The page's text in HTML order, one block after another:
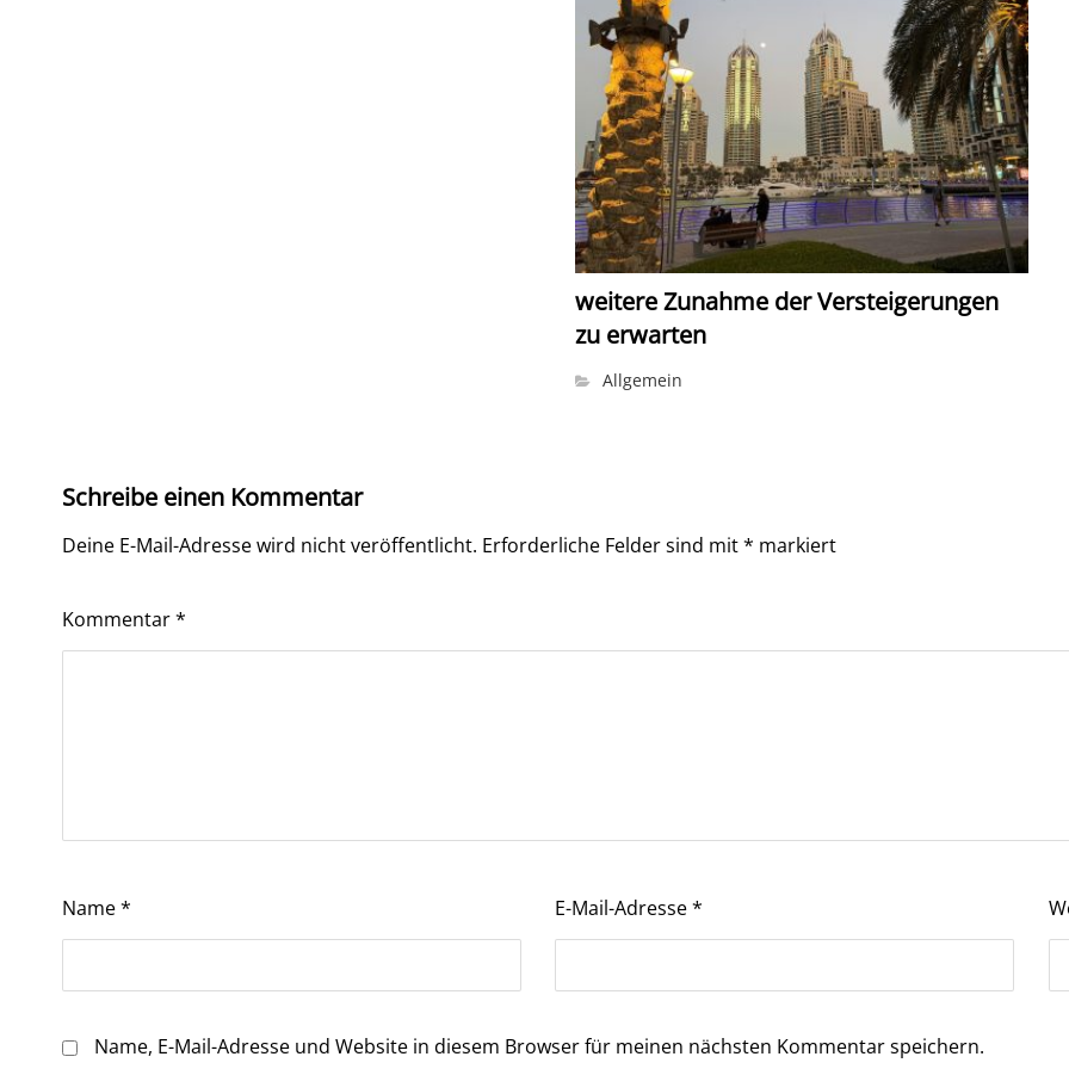
weitere Zunahme der Versteigerungen
zu erwarten
Allgemein
Schreibe einen Kommentar
Deine E-Mail-Adresse wird nicht veröffentlicht. Erforderliche Felder sind mit* markiert
Kommentar*
Name* E-Mail-Adresse*
Name, E-Mail-Adresse und Website in diesem Browser für meinen nächsten Kommentar speichern.